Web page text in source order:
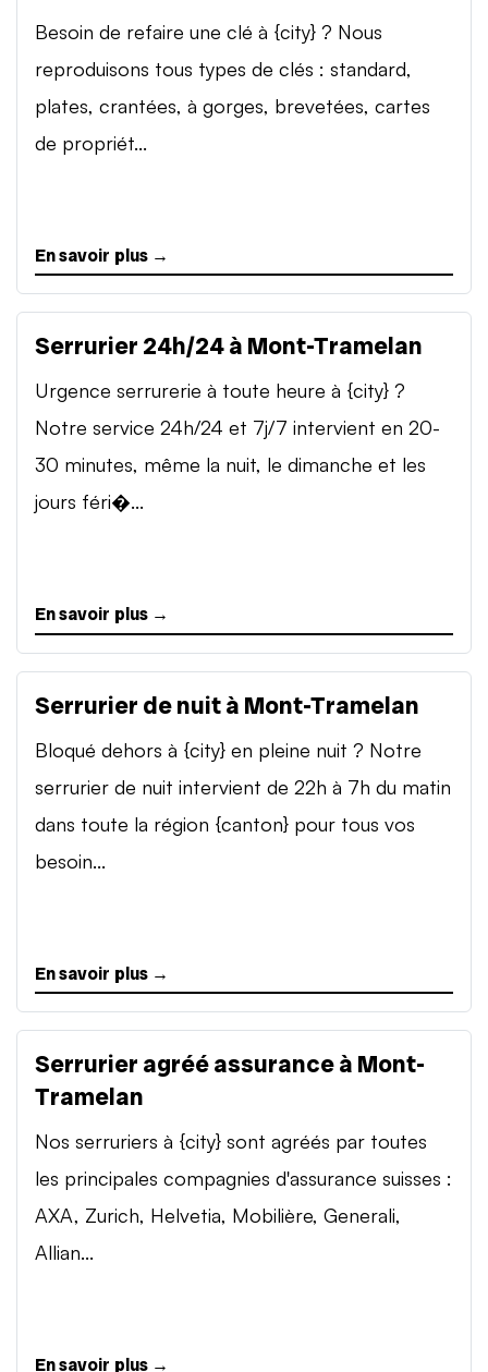
Besoin de refaire une clé à {city} ? Nous
reproduisons tous types de clés : standard,
plates, crantées, à gorges, brevetées, cartes
de propriét...
En savoir plus →
Serrurier 24h/24 à Mont-Tramelan
Urgence serrurerie à toute heure à {city} ?
Notre service 24h/24 et 7j/7 intervient en 20-
30 minutes, même la nuit, le dimanche et les
jours féri�...
En savoir plus →
Serrurier de nuit à Mont-Tramelan
Bloqué dehors à {city} en pleine nuit ? Notre
serrurier de nuit intervient de 22h à 7h du matin
dans toute la région {canton} pour tous vos
besoin...
En savoir plus →
Serrurier agréé assurance à Mont-
Tramelan
Nos serruriers à {city} sont agréés par toutes
les principales compagnies d'assurance suisses :
AXA, Zurich, Helvetia, Mobilière, Generali,
Allian...
En savoir plus →